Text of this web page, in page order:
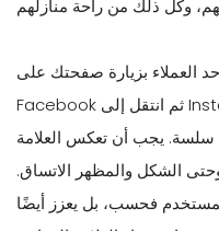
العملاء بزيارة صفحتك على
Facebook ثم انتقل إلى Instagram أو موقع الويب الرسمي
يجب أن تعكس العلامة
الشكل والمظهر الاتساق.
فحسب، بل يعزز أيضًا